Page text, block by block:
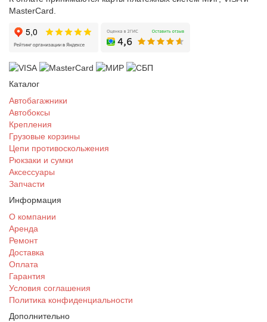
MasterCard.
Каталог
Автобагажники
Автобоксы
Крепления
Грузовые корзины
Цепи противоскольжения
Рюкзаки и сумки
Аксессуары
Запчасти
Информация
О компании
Аренда
Ремонт
Доставка
Оплата
Гарантия
Условия соглашения
Политика конфиденциальности
Дополнительно